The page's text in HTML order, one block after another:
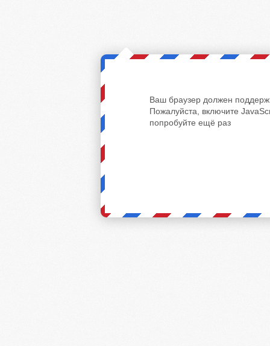
Ваш браузер должен
Пожалуйста, включите
попробуйте ещё раз